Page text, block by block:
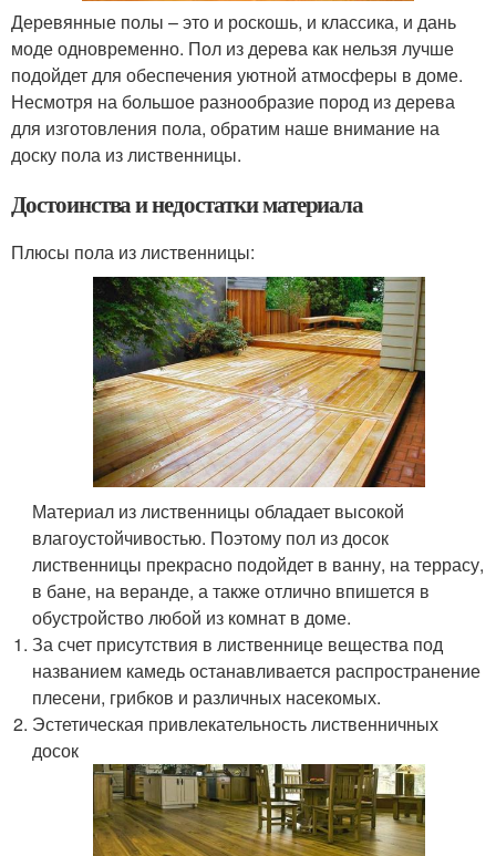
Деревянные полы – это и роскошь, и классика, и дань
моде одновременно. Пол из дерева как нельзя лучше
подойдет для обеспечения уютной атмосферы в доме.
Несмотря на большое разнообразие пород из дерева
для изготовления пола, обратим наше внимание на
доску пола из лиственницы.
Достоинства и недостатки материала
Плюсы пола из лиственницы:
Материал из лиственницы обладает высокой
влагоустойчивостью. Поэтому пол из досок
лиственницы прекрасно подойдет в ванну, на террасу,
в бане, на веранде, а также отлично впишется в
обустройство любой из комнат в доме.
За счет присутствия в лиственнице вещества под
названием камедь останавливается распространение
плесени, грибков и различных насекомых.
Эстетическая привлекательность лиственничных
досок